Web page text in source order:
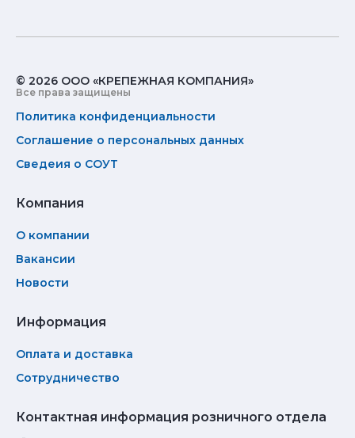
© 2026 ООО «КРЕПЕЖНАЯ КОМПАНИЯ»
Все права защищены
Политика конфиденциальности
Соглашение о персональных данных
Сведеия о СОУТ
Компания
О компании
Вакансии
Новости
Информация
Оплата и доставка
Сотрудничество
Контактная информация розничного отдела